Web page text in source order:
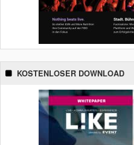
KOSTENLOSER DOWNLOAD